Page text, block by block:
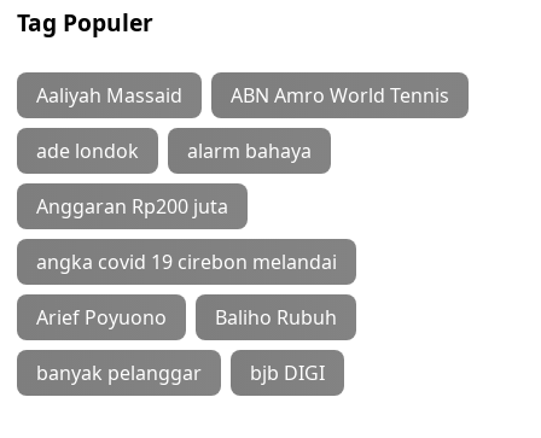
Tag Populer
Aaliyah Massaid ABN Amro World Tennis
ade londok alarm bahaya
Anggaran Rp200 juta
angka covid 19 cirebon melandai
Arief Poyuono Baliho Rubuh
banyak pelanggar bjb DIGI